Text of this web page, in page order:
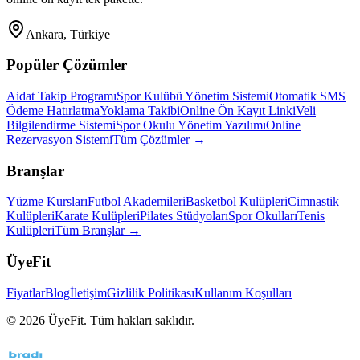
Ankara, Türkiye
Popüler Çözümler
Aidat Takip ProgramıSpor Kulübü Yönetim SistemiOtomatik SMS
Ödeme HatırlatmaYoklama TakibiOnline Ön Kayıt LinkiVeli
Bilgilendirme SistemiSpor Okulu Yönetim YazılımıOnline
Rezervasyon SistemiTüm Çözümler →
Branşlar
Yüzme KurslarıFutbol AkademileriBasketbol KulüpleriCimnastik
KulüpleriKarate KulüpleriPilates StüdyolarıSpor OkullarıTenis
KulüpleriTüm Branşlar →
ÜyeFit
FiyatlarBlogİletişimGizlilik PolitikasıKullanım Koşulları
© 2026 ÜyeFit. Tüm hakları saklıdır.